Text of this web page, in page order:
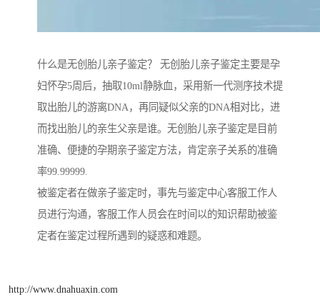
什么是无创胎儿亲子鉴定？ 无创胎儿亲子鉴定主要是孕
妇怀孕5周后，抽取10ml静脉血，采用新一代测序技术提
取出胎儿的游离DNA，再同疑似父亲的DNA相对比，进
而找出胎儿的亲生父亲是谁。无创胎儿亲子鉴定是目前
准确、便捷的孕期亲子鉴定方法，肯定亲子关系的准确
率99.99999.
被鉴定者在做亲子鉴定时，事先与鉴定中心客服工作人
员进行沟通，客服工作人员会在时间以的知识帮助被鉴
定者在鉴定过程所遇到的疑惑和难题。
http://www.dnahuaxin.com